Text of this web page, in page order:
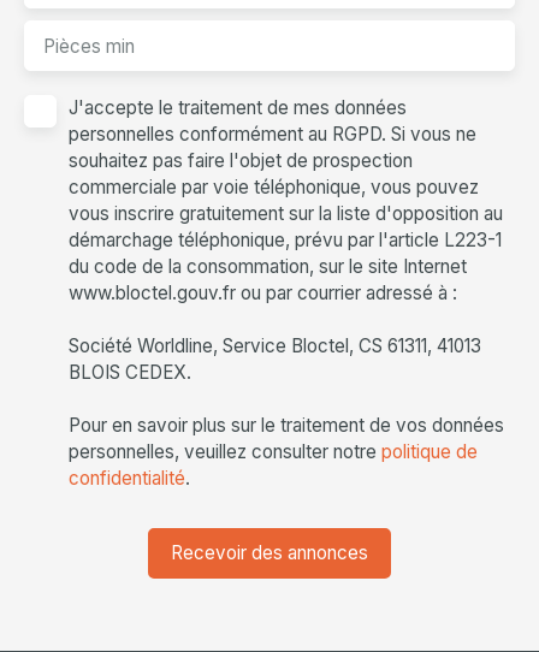
Pièces min
J'accepte le traitement de mes données
personnelles conformément au RGPD. Si vous ne
souhaitez pas faire l'objet de prospection
commerciale par voie téléphonique, vous pouvez
vous inscrire gratuitement sur la liste d'opposition au
démarchage téléphonique, prévu par l'article L223-1
du code de la consommation, sur le site Internet
www.bloctel.gouv.fr ou par courrier adressé à :
Société Worldline, Service Bloctel, CS 61311, 41013
BLOIS CEDEX.
Pour en savoir plus sur le traitement de vos données
personnelles, veuillez consulter notre politique de
confidentialité.
Recevoir des annonces